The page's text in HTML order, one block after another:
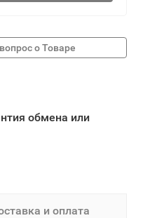
обмена или
и оплата